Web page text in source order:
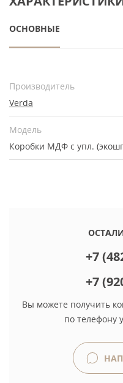
ОСНОВНЫЕ
Производитель
Verda
Модель
Коробки МДФ с упл.
+7
+7
Вы можете получить
по телефону